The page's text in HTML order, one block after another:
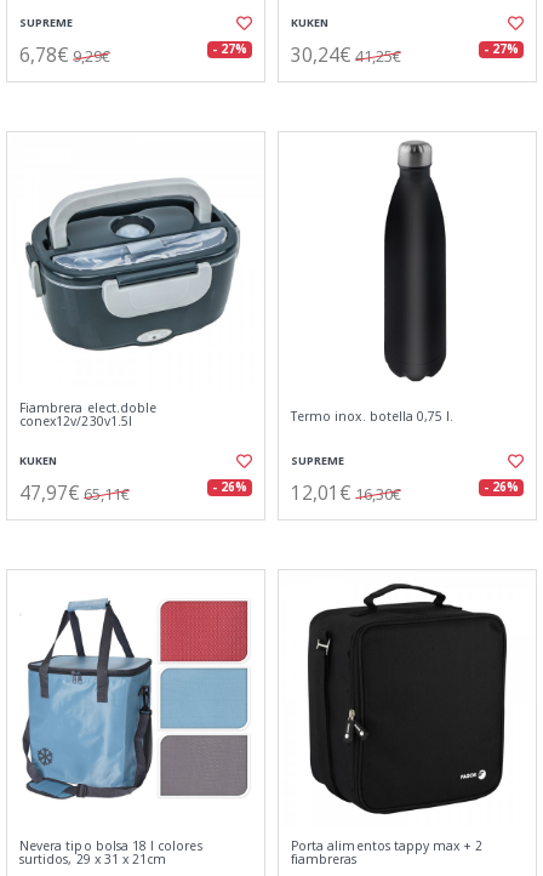
SUPREME
6,78€ 9,29€ - 27%
KUKEN
30,24€ 41,25€ - 27%
Fiambrera elect.doble
conex12v/230v1.5l
KUKEN
47,97€ 65,11€ - 26%
Termo inox. botella 0,75 l.
SUPREME
12,01€ 16,30€ - 26%
Nevera tipo bolsa 18 l colores
surtidos, 29 x 31 x 21cm
Porta alimentos tappy max + 2
fiambreras